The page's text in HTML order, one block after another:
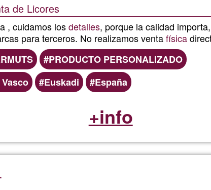
de Licores
, cuidamos losdetalles, porque la calidad
para terceros. No realizamos ventafísica
PRODUCTO PERSONALIZADO
Euskadi España
+info